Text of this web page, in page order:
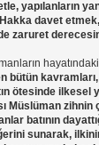
yapılanların
davet
zaruret
bütün
ötesinde ilkesel
Müslüman zihnin
batının
sunarak,